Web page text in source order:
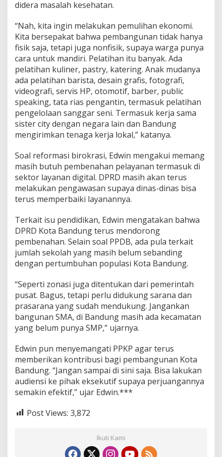
didera masalah kesehatan.
“Nah, kita ingin melakukan pemulihan ekonomi.
Kita bersepakat bahwa pembangunan tidak hanya
fisik saja, tetapi juga nonfisik, supaya warga punya
cara untuk mandiri. Pelatihan itu banyak. Ada
pelatihan kuliner, pastry, katering. Anak mudanya
ada pelatihan barista, desain grafis, fotografi,
videografi, servis HP, otomotif, barber, public
speaking, tata rias pengantin, termasuk pelatihan
pengelolaan sanggar seni. Termasuk kerja sama
sister city dengan negara lain dan Bandung
mengirimkan tenaga kerja lokal,” katanya.
Soal reformasi birokrasi, Edwin mengakui memang
masih butuh pembenahan pelayanan termasuk di
sektor layanan digital. DPRD masih akan terus
melakukan pengawasan supaya dinas-dinas bisa
terus memperbaiki layanannya.
Terkait isu pendidikan, Edwin mengatakan bahwa
DPRD Kota Bandung terus mendorong
pembenahan. Selain soal PPDB, ada pula terkait
jumlah sekolah yang masih belum sebanding
dengan pertumbuhan populasi Kota Bandung.
“Seperti zonasi juga ditentukan dari pemerintah
pusat. Bagus, tetapi perlu didukung sarana dan
prasarana yang sudah mendukung. Jangankan
bangunan SMA, di Bandung masih ada kecamatan
yang belum punya SMP,” ujarnya.
Edwin pun menyemangati PPKP agar terus
memberikan kontribusi bagi pembangunan Kota
Bandung. “Jangan sampai di sini saja. Bisa lakukan
audiensi ke pihak eksekutif supaya perjuangannya
semakin efektif,” ujar Edwin.***
Post Views: 3,872
Ikuti Kami